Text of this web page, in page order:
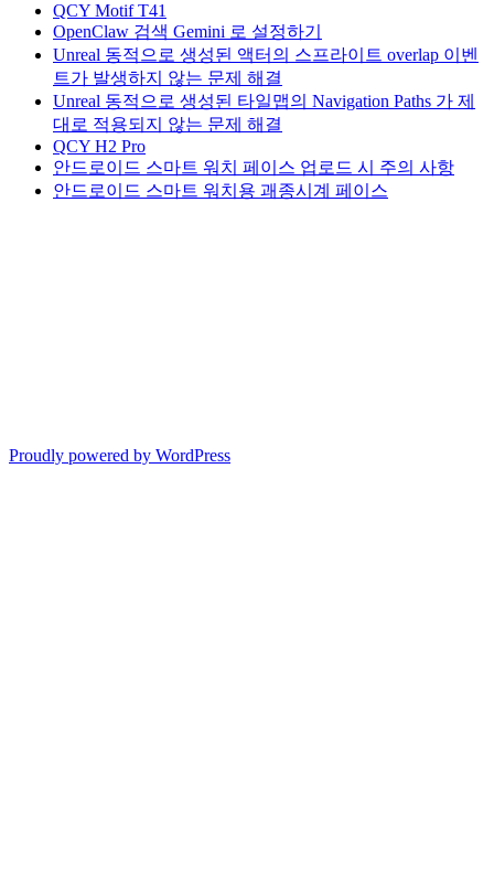
QCY Motif T41
OpenClaw 검색 Gemini 로 설정하기
Unreal 동적으로 생성된 액터의 스프라이트 overlap 이벤
트가 발생하지 않는 문제 해결
Unreal 동적으로 생성된 타일맵의 Navigation Paths 가 제
대로 적용되지 않는 문제 해결
QCY H2 Pro
안드로이드 스마트 워치 페이스 업로드 시 주의 사항
안드로이드 스마트 워치용 괘종시계 페이스
Proudly powered by WordPress